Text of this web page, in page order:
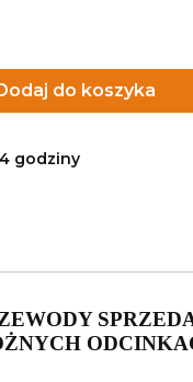
do koszyka
godziny